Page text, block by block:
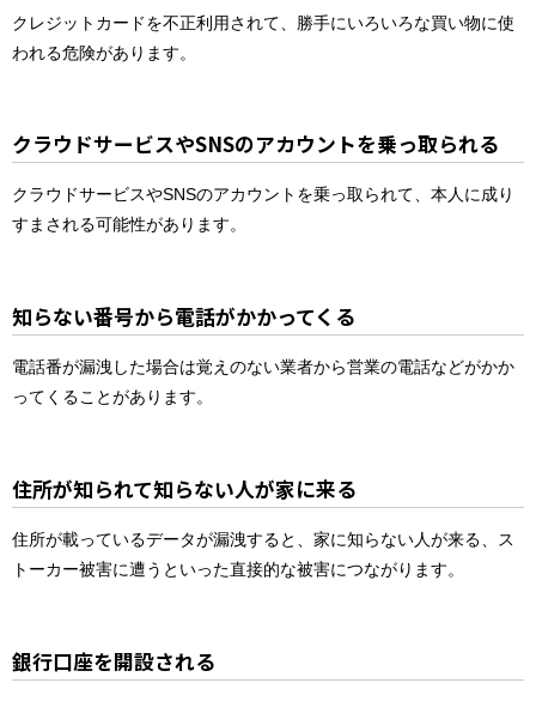
クレジットカードを不正利用されて、勝手にいろいろな買い物に使
われる危険があります。
クラウドサービスやSNSのアカウントを乗っ取られる
クラウドサービスやSNSのアカウントを乗っ取られて、本人に成り
すまされる可能性があります。
知らない番号から電話がかかってくる
電話番が漏洩した場合は覚えのない業者から営業の電話などがかか
ってくることがあります。
住所が知られて知らない人が家に来る
住所が載っているデータが漏洩すると、家に知らない人が来る、ス
トーカー被害に遭うといった直接的な被害につながります。
銀行口座を開設される